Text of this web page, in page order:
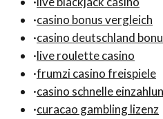
·casino bonus vergleich
·casino deutschland
·live roulette casino
·frumzi casino freispiele
·casino schnelle
·curacao gambling lizenz